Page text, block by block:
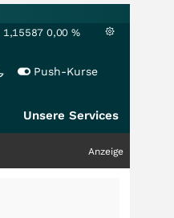
1,15587 0,00 %
Push-Kurse
Unsere Services
Anzeige